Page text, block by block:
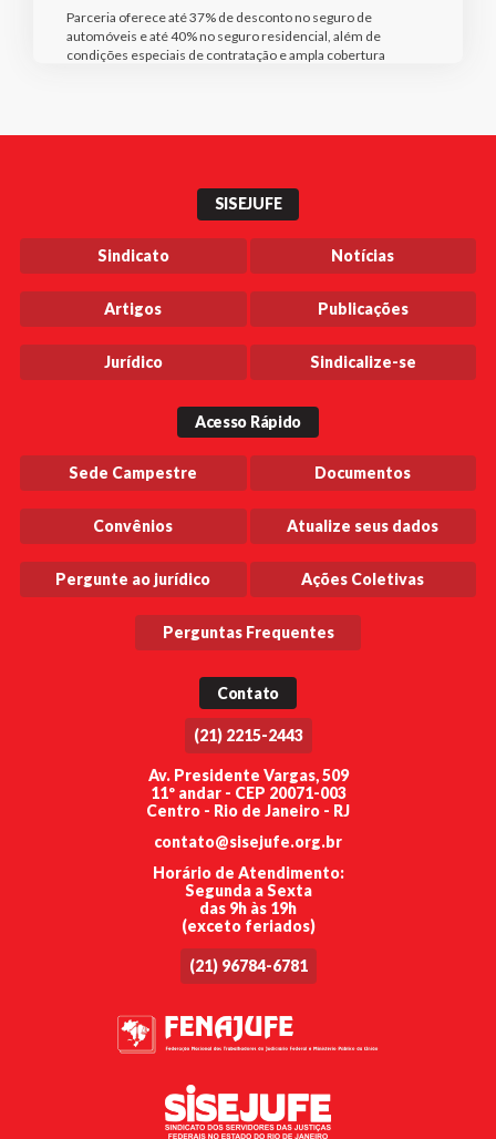
Parceria oferece até 37% de desconto no seguro de
automóveis e até 40% no seguro residencial, além de
condições especiais de contratação e ampla cobertura
SISEJUFE
Sindicato Notícias
Artigos Publicações
Jurídico Sindicalize-se
Acesso Rápido
Sede Campestre Documentos
Convênios Atualize seus dados
Pergunte ao jurídico Ações Coletivas
Perguntas Frequentes
Contato
(21) 2215-2443
Av. Presidente Vargas, 509
11º andar - CEP 20071-003
Centro - Rio de Janeiro - RJ
contato@sisejufe.org.br
Horário de Atendimento:
Segunda a Sexta
das 9h às 19h
(exceto feriados)
(21) 96784-6781